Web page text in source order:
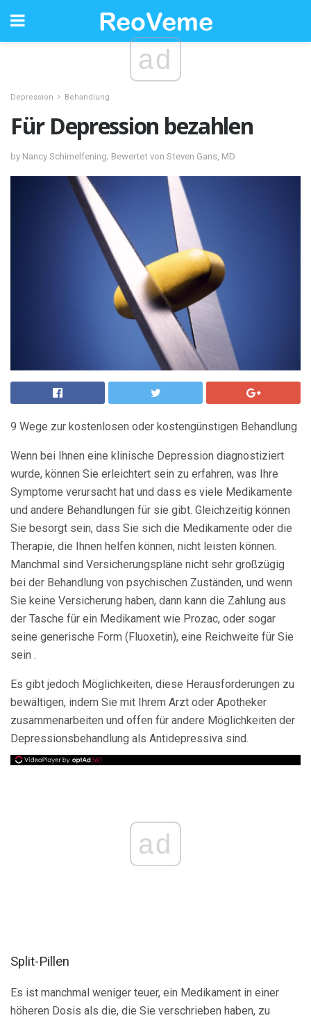
ad
Depression Behandlung
Für Depression bezahlen
by Nancy Schimelfening; Bewertet von Steven Gans, MD
9 Wege zur kostenlosen oder kostengünstigen Behandlung
Wenn bei Ihnen eine klinische Depression diagnostiziert
wurde, können Sie erleichtert sein zu erfahren, was Ihre
Symptome verursacht hat und dass es viele Medikamente
und andere Behandlungen für sie gibt. Gleichzeitig können
Sie besorgt sein, dass Sie sich die Medikamente oder die
Therapie, die Ihnen helfen können, nicht leisten können.
Manchmal sind Versicherungspläne nicht sehr großzügig
bei der Behandlung von psychischen Zuständen, und wenn
Sie keine Versicherung haben, dann kann die Zahlung aus
der Tasche für ein Medikament wie Prozac, oder sogar
seine generische Form (Fluoxetin), eine Reichweite für Sie
sein .
Es gibt jedoch Möglichkeiten, diese Herausforderungen zu
bewältigen, indem Sie mit Ihrem Arzt oder Apotheker
zusammenarbeiten und offen für andere Möglichkeiten der
Depressionsbehandlung als Antidepressiva sind.
ad
Split-Pillen
Es ist manchmal weniger teuer, ein Medikament in einer
höheren Dosis als die, die Sie verschrieben haben, zu